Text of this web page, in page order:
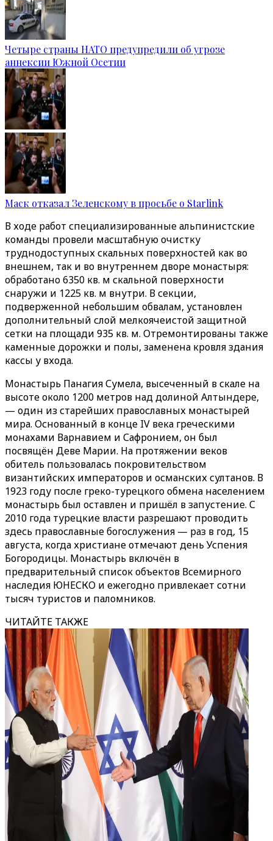
Четыре страны НАТО предупредили об угрозе
аннексии Южной Осетии
Маск отказал Зеленскому в просьбе о Starlink
В ходе работ специализированные альпинистские
команды провели масштабную очистку
труднодоступных скальных поверхностей как во
внешнем, так и во внутреннем дворе монастыря:
обработано 6350 кв. м скальной поверхности
снаружи и 1225 кв. м внутри. В секции,
подверженной небольшим обвалам, установлен
дополнительный слой мелкоячеистой защитной
сетки на площади 935 кв. м. Отремонтированы также
каменные дорожки и полы, заменена кровля здания
кассы у входа.
Монастырь Панагия Сумела, высеченный в скале на
высоте около 1200 метров над долиной Алтындере,
— один из старейших православных монастырей
мира. Основанный в конце IV века греческими
монахами Варнавием и Сафронием, он был
посвящён Деве Марии. На протяжении веков
обитель пользовалась покровительством
византийских императоров и османских султанов. В
1923 году после греко-турецкого обмена населением
монастырь был оставлен и пришёл в запустение. С
2010 года турецкие власти разрешают проводить
здесь православные богослужения — раз в год, 15
августа, когда христиане отмечают день Успения
Богородицы. Монастырь включён в
предварительный список объектов Всемирного
наследия ЮНЕСКО и ежегодно привлекает сотни
тысяч туристов и паломников.
ЧИТАЙТЕ ТАКЖЕ